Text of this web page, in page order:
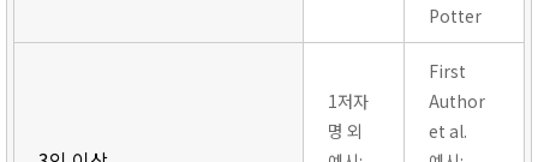
Potter
1저자
명 외
First
Author
et al.